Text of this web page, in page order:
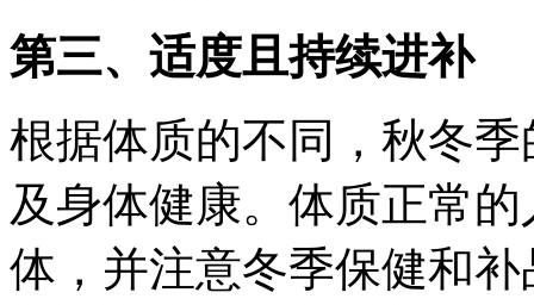
第三、适度且持续进补
根据体质的不同，秋冬
及身体健康。体质正常
体，并注意冬季保健和